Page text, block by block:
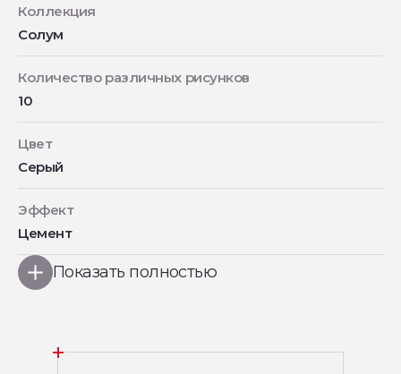
Коллекция
Солум
Количество различных рисунков
10
Цвет
Серый
Эффект
Цемент
Показать полностью